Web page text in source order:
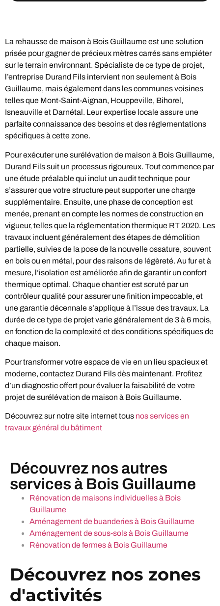
La rehausse de maison à Bois Guillaume est une solution
prisée pour gagner de précieux mètres carrés sans empiéter
sur le terrain environnant. Spécialiste de ce type de projet,
l’entreprise Durand Fils intervient non seulement à Bois
Guillaume, mais également dans les communes voisines
telles que Mont-Saint-Aignan, Houppeville, Bihorel,
Isneauville et Darnétal. Leur expertise locale assure une
parfaite connaissance des besoins et des réglementations
spécifiques à cette zone.
Pour exécuter une surélévation de maison à Bois Guillaume,
Durand Fils suit un processus rigoureux. Tout commence par
une étude préalable qui inclut un audit technique pour
s’assurer que votre structure peut supporter une charge
supplémentaire. Ensuite, une phase de conception est
menée, prenant en compte les normes de construction en
vigueur, telles que la réglementation thermique RT 2020. Les
travaux incluent généralement des étapes de démolition
partielle, suivies de la pose de la nouvelle ossature, souvent
en bois ou en métal, pour des raisons de légèreté. Au fur et à
mesure, l’isolation est améliorée afin de garantir un confort
thermique optimal. Chaque chantier est scruté par un
contrôleur qualité pour assurer une finition impeccable, et
une garantie décennale s’applique à l’issue des travaux. La
durée de ce type de projet varie généralement de 3 à 6 mois,
en fonction de la complexité et des conditions spécifiques de
chaque maison.
Pour transformer votre espace de vie en un lieu spacieux et
moderne, contactez Durand Fils dès maintenant. Profitez
d’un diagnostic offert pour évaluer la faisabilité de votre
projet de surélévation de maison à Bois Guillaume.
Découvrez sur notre site internet tous nos services en
travaux général du bâtiment
Découvrez nos autres
services à Bois Guillaume
Rénovation de maisons individuelles à Bois
Guillaume
Aménagement de buanderies à Bois Guillaume
Aménagement de sous-sols à Bois Guillaume
Rénovation de fermes à Bois Guillaume
Découvrez nos zones
d'activités